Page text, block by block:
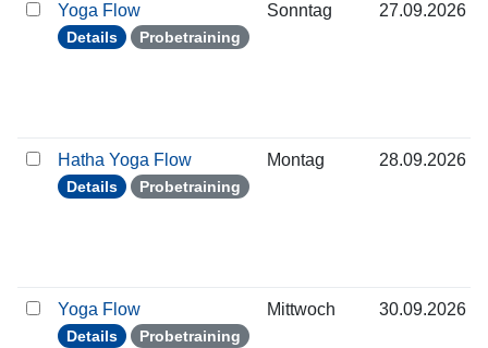
Yoga Flow
Details Probetraining
Sonntag 27.09.2026
Hatha Yoga Flow
Details Probetraining
Montag 28.09.2026
Yoga Flow
Details Probetraining
Mittwoch 30.09.2026